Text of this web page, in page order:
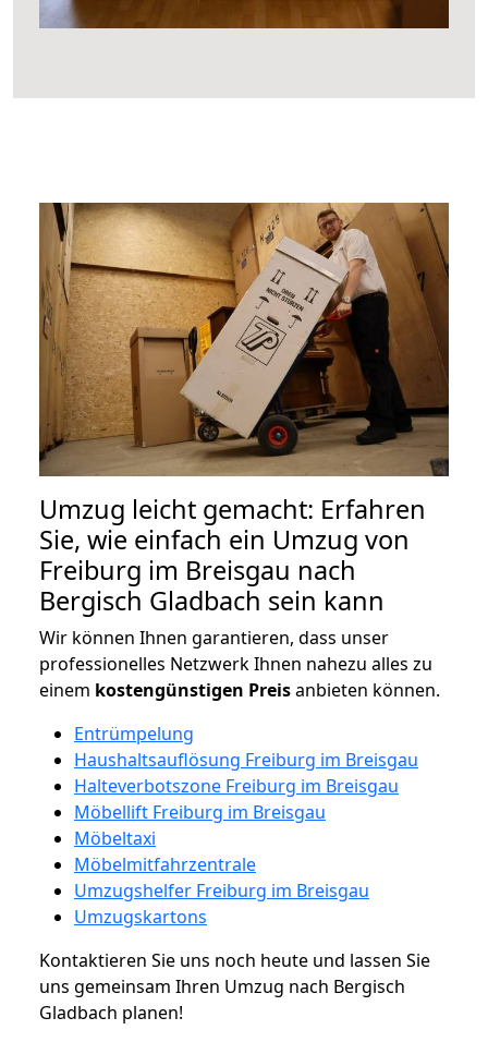
Umzug leicht gemacht: Erfahren
Sie, wie einfach ein Umzug von
Freiburg im Breisgau nach
Bergisch Gladbach sein kann
Wir können Ihnen garantieren, dass unser
professionelles Netzwerk Ihnen nahezu alles zu
einem kostengünstigen Preisanbieten können.
Entrümpelung
Haushaltsauflösung Freiburg im Breisgau
Halteverbotszone Freiburg im Breisgau
Möbellift Freiburg im Breisgau
Möbeltaxi
Möbelmitfahrzentrale
Umzugshelfer Freiburg im Breisgau
Umzugskartons
Kontaktieren Sie uns noch heute und lassen Sie
uns gemeinsam Ihren Umzug nach Bergisch
Gladbach planen!